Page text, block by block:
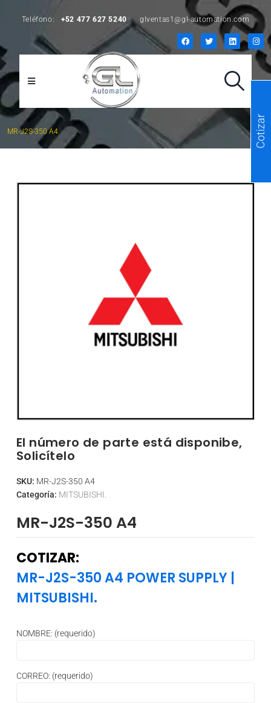
Teléfono: +52 477 627 5240 glventas1@gl-automation.com
MR-J2S-350 A4
El número de parte está disponibe,
Solicítelo
SKU: MR-J2S-350 A4
Categoría: MITSUBISHI.
MR-J2S-350 A4
COTIZAR:
MR-J2S-350 A4 POWER SUPPLY |
MITSUBISHI.
NOMBRE: (requerido)
CORREO: (requerido)
Cotizar